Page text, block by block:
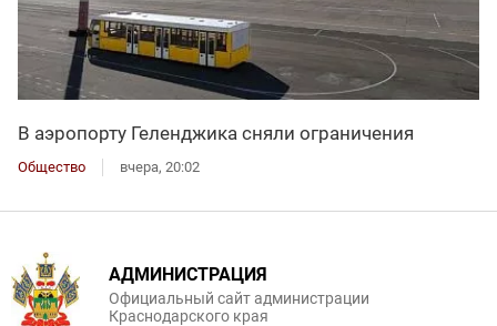
В аэропорту Геленджика сняли ограничения
Общество вчера, 20:02
АДМИНИСТРАЦИЯ
Официальный сайт администрации
Краснодарского края